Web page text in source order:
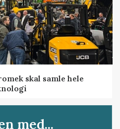
skal samle hele
med...